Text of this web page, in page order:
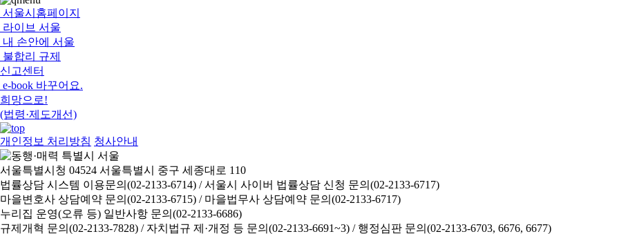
서울시홈페이지
라이브 서울
내 손안에 서울
불합리 규제
신고센터
e-book 바꾸어요.
희망으로!
(법령·제도개선)
개인정보 처리방침 청사안내
서울특별시청 04524 서울특별시 중구 세종대로 110
법률상담 시스템 이용문의(02-2133-6714) /서울시 사이버 법률상담 신청 문의(02-2133-6717)
마을변호사 상담예약 문의(02-2133-6715) / 마을법무사 상담예약 문의(02-2133-6717)
누리집 운영(오류 등) 일반사항 문의(02-2133-6686)
규제개혁 문의(02-2133-7828) / 자치법규 제·개정 등 문의(02-2133-6691~3) / 행정심판 문의(02-2133-6703, 6676, 6677)